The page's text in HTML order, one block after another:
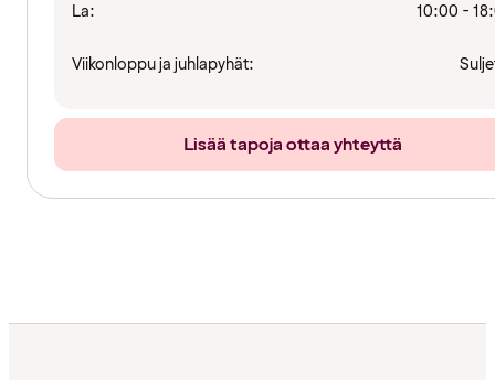
La: 10:00 -
Viikonloppu ja juhlapyhät:
Lisää tapoja ottaa yhteyttä